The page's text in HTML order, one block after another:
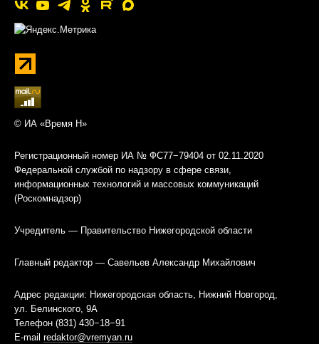
© ИА «Время Н»
Регистрационный номер ИА № ФС77−79404 от 02.11.2020
Федеральной службой по надзору в сфере связи,
информационных технологий и массовых коммуникаций
(Роскомнадзор)
Учредитель — Правительство Нижегородской области
Главный редактор — Савельев Александр Михайлович
Адрес редакции: Нижегородская область, Нижний Новгород,
ул. Белинского, 9А
Телефон (831) 430−18−91
E-mail redaktor@vremyan.ru